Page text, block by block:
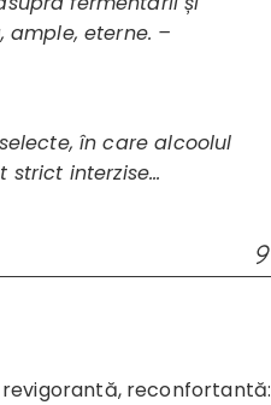
eterne. –
în care alcoolul
strict interzise…
reconfortantă: